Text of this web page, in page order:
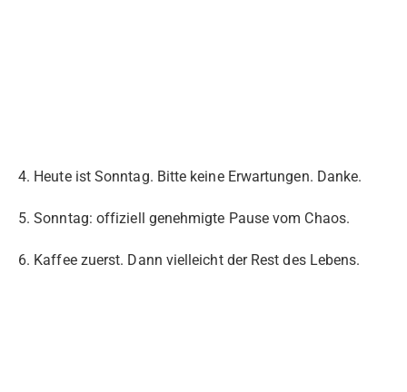
4. Heute ist Sonntag. Bitte keine Erwartungen. Danke.
5. Sonntag: offiziell genehmigte Pause vom Chaos.
6. Kaffee zuerst. Dann vielleicht der Rest des Lebens.